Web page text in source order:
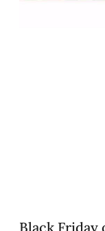
Black Friday